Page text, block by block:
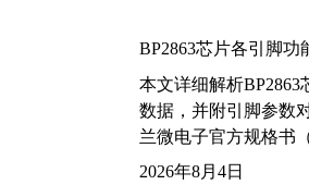
BP2863芯片各引脚功
本文详细解析
数据，并附引脚参数
兰微电子官方规格书
2026年8月4日